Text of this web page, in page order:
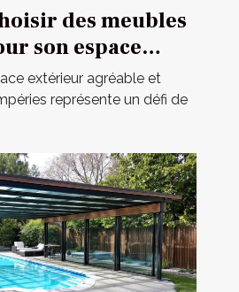
des meubles
son espace
extérieur agréable et
représente un défi de